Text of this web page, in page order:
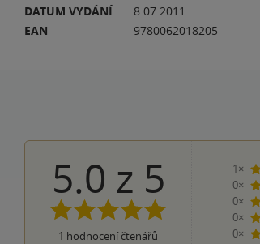
DATUM VYDÁNÍ
8.07.2011
EAN
9780062018205
5.0 z 5
1 hodnocení čtenářů
1×
0×
0×
0×
0×